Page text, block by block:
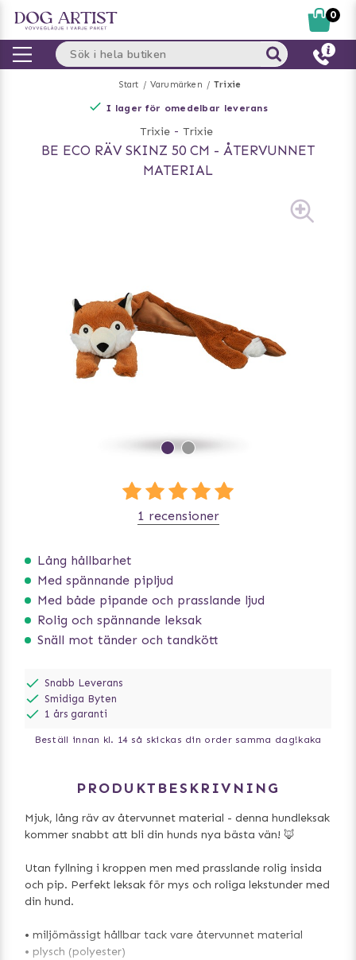
Start Varumärken Trixie
I lager för omedelbar leverans
Trixie - Trixie
BE ECO RÄV SKINZ 50 CM - ÅTERVUNNET
MATERIAL
Lång hållbarhet
Med spännande pipljud
Med både pipande och prasslande ljud
Rolig och spännande leksak
Snäll mot tänder och tandkött
1 recensioner
Snabb Leverans
Smidiga Byten
1 års garanti
Beställ innan kl. 14 så skickas din order samma dag!kaka
PRODUKTBESKRIVNING
Mjuk, lång räv av återvunnet material - denna hundleksak
kommer snabbt att bli din hunds nya bästa vän! 🦊
Utan fyllning i kroppen men med prasslande rolig insida
och pip. Perfekt leksak för mys och roliga lekstunder med
din hund.
• miljömässigt hållbar tack vare återvunnet material
• plysch (polyester)
0